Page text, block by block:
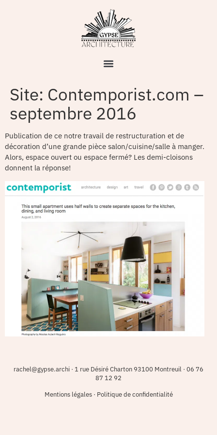
Site: Contemporist.com –
septembre 2016
Publication de ce notre travail de restructuration et de
décoration d’une grande pièce salon/cuisine/salle à manger.
Alors, espace ouvert ou espace fermé? Les demi-cloisons
donnent la réponse!
rachel@gypse.archi · 1 rue Désiré Charton 93100 Montreuil · 06 76
87 12 92
Mentions légales· Politique de confidentialité